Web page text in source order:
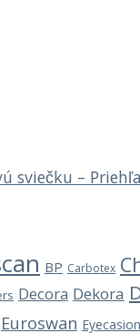
sviečku –
BP Carbotex
Decora Dekora
Euroswan